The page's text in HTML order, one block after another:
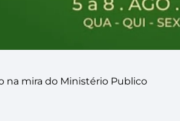
na mira do Ministério Publico